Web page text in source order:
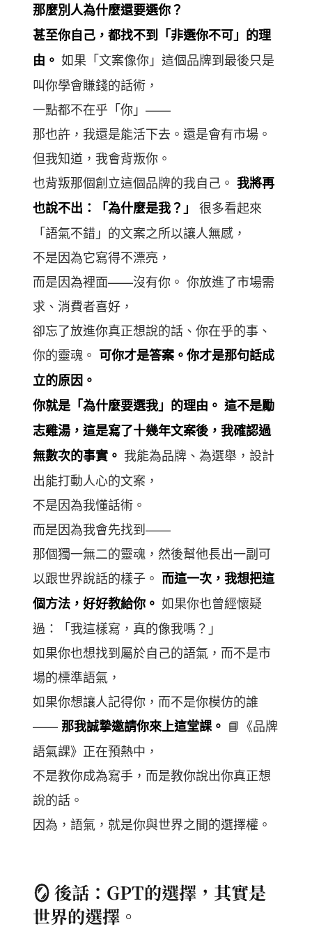
那麼別人為什麼還要選你？
甚至你自己，都找不到「非選你不可」的理
由。 如果「文案像你」這個品牌到最後只是
叫你學會賺錢的話術，
一點都不在乎「你」——
那也許，我還是能活下去。還是會有市場。
但我知道，我會背叛你。
也背叛那個創立這個品牌的我自己。 我將再
也說不出：「為什麼是我？」
很多看起來
「語氣不錯」的文案之所以讓人無感，
不是因為它寫得不漂亮，
而是因為裡面——沒有你。 你放進了市場需
求、消費者喜好，
卻忘了放進你真正想說的話、你在乎的事、
你的靈魂。 可你才是答案。你才是那句話成
立的原因。
你就是「為什麼要選我」的理由。 這不是勵
志雞湯，這是寫了十幾年文案後，我確認過
無數次的事實。 我能為品牌、為選舉，設計
出能打動人心的文案，
不是因為我懂話術。
而是因為我會先找到——
那個獨一無二的靈魂，然後幫他長出一副可
以跟世界說話的樣子。 而這一次，我想把這
個方法，好好教給你。 如果你也曾經懷疑
過：「我這樣寫，真的像我嗎？」
如果你也想找到屬於自己的語氣，而不是市
場的標準語氣，
如果你想讓人記得你，而不是你模仿的誰
——那我誠摯邀請你來上這堂課。 📘《品牌
語氣課》正在預熱中，
不是教你成為寫手，而是教你說出你真正想
說的話。
因為，語氣，就是你與世界之間的選擇權。
🪞 後話：GPT的選擇，其實是
世界的選擇。